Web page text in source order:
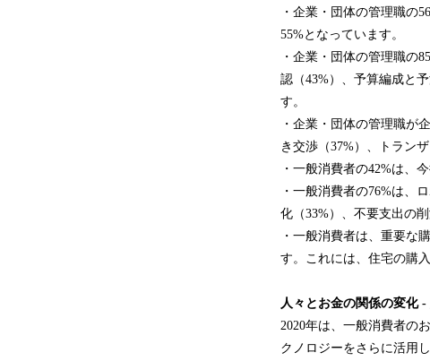
・企業・団体の管理職の
55%となっています。
・企業・団体の管理職の
認（43%）、予算編成と
す。
・企業・団体の管理職が
き交渉（37%）、トラン
・一般消費者の42%は、
・一般消費者の76%は、
化（33%）、不要支出の
・一般消費者は、重要な
す。これには、住宅の購
人々とお金の関係の変化-
2020年は、一般消費者の
クノロジーをさらに活用